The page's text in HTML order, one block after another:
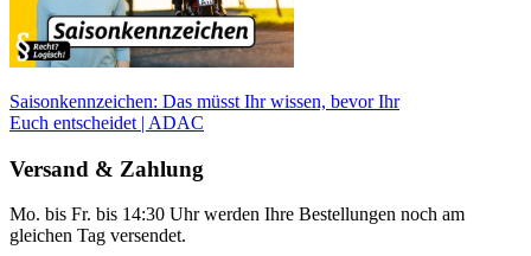
Saisonkennzeichen: Das müsst Ihr wissen, bevor Ihr
Euch entscheidet | ADAC
Versand & Zahlung
Mo. bis Fr. bis 14:30 Uhr werden Ihre Bestellungen noch am
gleichen Tag versendet.